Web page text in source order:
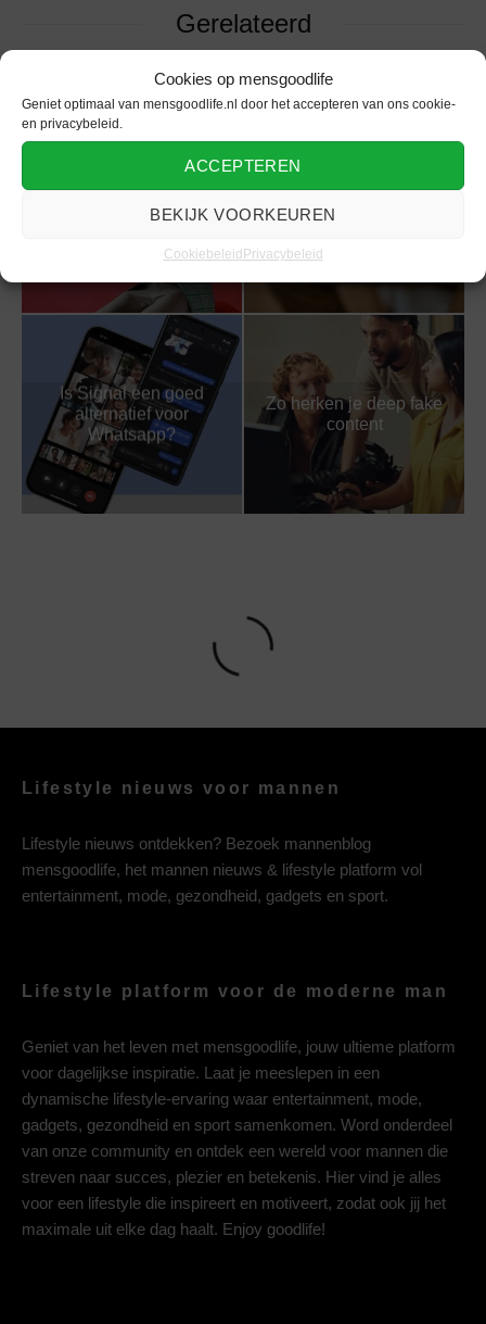
Cookies op mensgoodlife
Geniet optimaal van mensgoodlife.nl door het accepteren van ons cookie-
en privacybeleid.
ACCEPTEREN
BEKIJK VOORKEUREN
Cookiebeleid Privacybeleid
Gerelateerd
doelgroep switcht naar
Social Search
populairste apps van
Is Signal een goed
alternatief voor
Whatsapp?
Zo herken je deep fake
content
Lifestyle nieuws voor mannen
Lifestyle nieuws ontdekken? Bezoek mannenblog
mensgoodlife, het mannen nieuws & lifestyle platform vol
entertainment, mode, gezondheid, gadgets en sport.
Lifestyle platform voor de moderne man
Geniet van het leven met mensgoodlife, jouw ultieme platform
voor dagelijkse inspiratie. Laat je meeslepen in een
dynamische lifestyle-ervaring waar entertainment, mode,
gadgets, gezondheid en sport samenkomen. Word onderdeel
van onze community en ontdek een wereld voor mannen die
streven naar succes, plezier en betekenis. Hier vind je alles
voor een lifestyle die inspireert en motiveert, zodat ook jij het
maximale uit elke dag haalt. Enjoy goodlife!